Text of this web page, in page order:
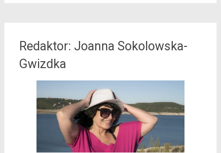
Redaktor: Joanna Sokolowska-
Gwizdka